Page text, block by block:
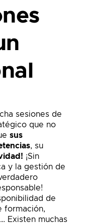
sesiones de
que no
sus
, su
¡Sin
y la gestión de
de
formación,
Existen muchas